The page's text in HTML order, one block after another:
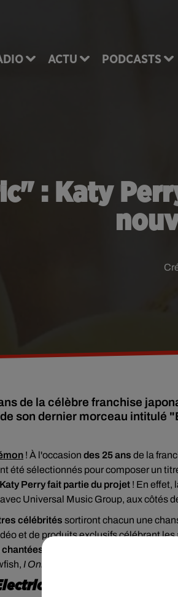
ACTU PODCASTS
: Katy
de la célèbre franchise
son dernier morceau intitulé
! À l'occasion des 25 ans de la
été sélectionnés pour composer un
Katy Perry fait partie du projet ! En effet,
Universal Music Group, aux côtés
célébrités sortiront chacun une
et de produits exclusifs célébrant
par les artistes sélectionnés
I Only Wanna Be with You